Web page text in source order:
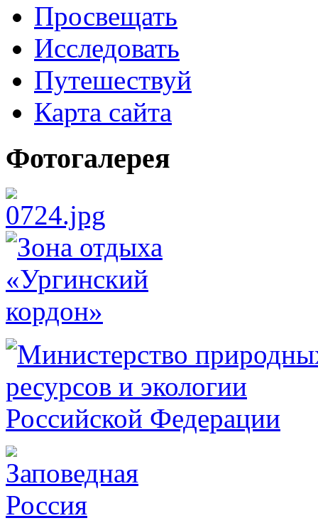
Просвещать
Исследовать
Путешествуй
Карта сайта
Фотогалерея